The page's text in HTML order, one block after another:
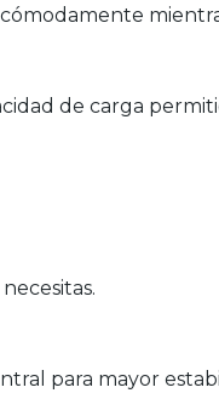
de carga
para mayor